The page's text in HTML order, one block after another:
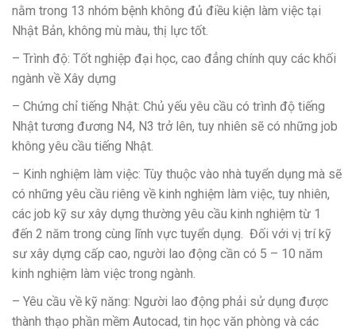
nằm trong 13 nhóm bệnh không đủ điều kiện làm việc tại
Nhật Bản, không mù màu, thị lực tốt.
– Trình độ: Tốt nghiệp đại học, cao đẳng chính quy các khối
ngành về Xây dựng
– Chứng chỉ tiếng Nhật: Chủ yếu yêu cầu có trình độ tiếng
Nhật tương đương N4, N3 trở lên, tuy nhiên sẽ có những job
không yêu cầu tiếng Nhật.
– Kinh nghiệm làm việc: Tùy thuộc vào nhà tuyển dụng mà sẽ
có những yêu cầu riêng về kinh nghiệm làm việc, tuy nhiên,
các job kỹ sư xây dựng thường yêu cầu kinh nghiệm từ 1
đến 2 năm trong cùng lĩnh vực tuyển dụng. Đối với vị trí kỹ
sư xây dựng cấp cao, người lao động cần có 5 – 10 năm
kinh nghiệm làm việc trong ngành.
– Yêu cầu về kỹ năng: Người lao động phải sử dụng được
thành thạo phần mềm Autocad, tin học văn phòng và các